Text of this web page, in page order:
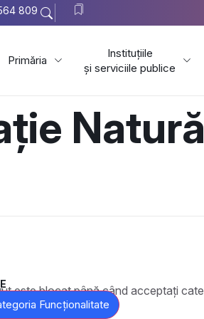
809
Primăria
Instituțiile
și serviciile publice
Natură
uri.
Funcționalitate